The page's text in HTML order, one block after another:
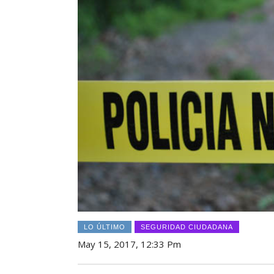
LO ÚLTIMO SEGURIDAD CIUDADANA
May 15, 2017, 12:33 Pm